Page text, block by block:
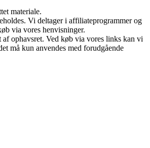
materiale.
Vi deltager i affiliateprogrammer og
via vores henvisninger.
ophavsret. Ved køb via vores links kan vi
må kun anvendes med forudgående